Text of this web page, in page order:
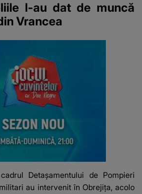
l-au dat de muncă
Vrancea
Detaşamentului de Pompieri
au intervenit în Obrejița, acolo